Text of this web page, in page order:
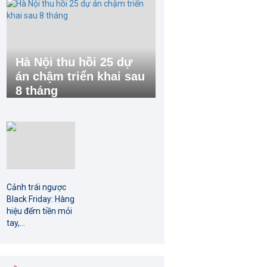
Hà Nội thu hồi 25 dự
án chậm triển khai sau
8 tháng
Cảnh trái ngược
Black Friday: Hàng
hiệu đếm tiền mỏi
tay,...